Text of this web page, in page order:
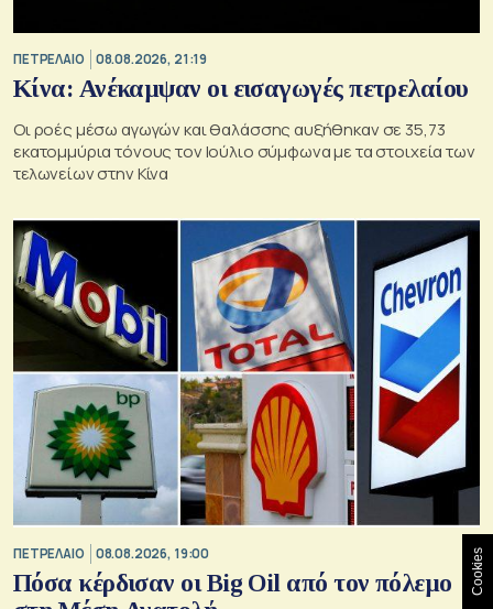
ΠΕΤΡΕΛΑΙΟ 08.08.2026, 21:19
Κίνα: Ανέκαμψαν οι εισαγωγές πετρελαίου
Οι ροές μέσω αγωγών και θαλάσσης αυξήθηκαν σε 35,73
εκατομμύρια τόνους τον Ιούλιο σύμφωνα με τα στοιχεία των
τελωνείων στην Κίνα
ΠΕΤΡΕΛΑΙΟ 08.08.2026, 19:00
Πόσα κέρδισαν οι Big Oil από τον πόλεμο
Cookies